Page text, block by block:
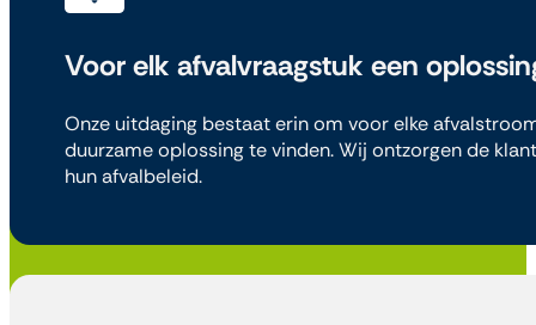
Voor elk afvalvraagstuk een
Onze uitdaging bestaat erin om voor elke
duurzame oplossing te vinden. Wij ontzorgen de
hun afvalbeleid.